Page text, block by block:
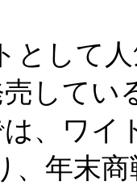
して
売して
、ワイ
、年末